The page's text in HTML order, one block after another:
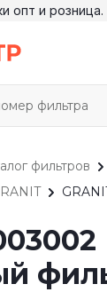
опт и розница.
фильтров